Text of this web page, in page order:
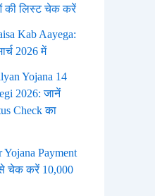
की लिस्ट चेक करें
Kab Aayega:
2026 में
Yojana 14
2026: जानें
Check का
Payment
चेक करें 10,000